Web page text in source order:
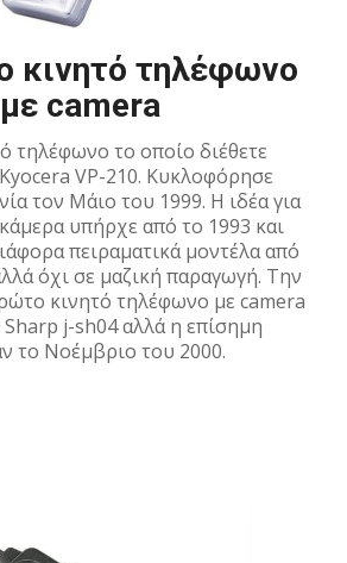
κινητό τηλέφωνο
με camera
τηλέφωνο το οποίο διέθετε
VP-210. Κυκλοφόρησε
τον Μάιο του 1999. Η ιδέα για
υπήρχε από το 1993 και
πειραματικά μοντέλα από
όχι σε μαζική παραγωγή. Tην
κινητό τηλέφωνο με camera
Sharp j-sh04 αλλά η επίσημη
το Νοέμβριο του 2000.